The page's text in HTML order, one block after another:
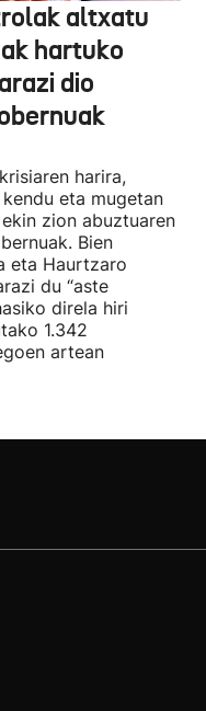
altxatu
hartuko
dio
harira,
eta mugetan
zion abuztuaren
Bien
eta Haurtzaro
du “aste
direla hiri
1.342
artean